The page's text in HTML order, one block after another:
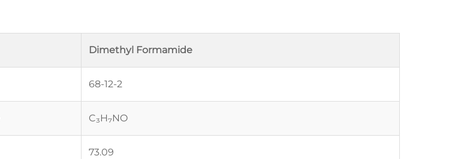
Dimethyl Formamide
68-12-2
C₃H₇NO
73.09